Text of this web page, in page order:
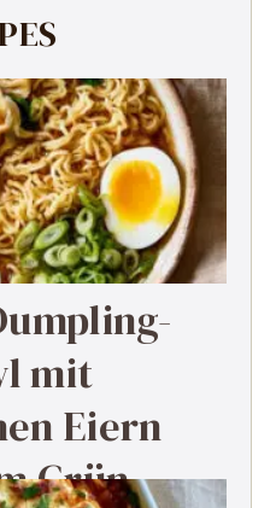
mit
Eiern
Grün